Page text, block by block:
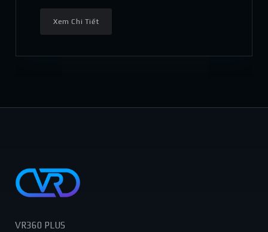
Xem Chi Tiết
VR360 PLUS